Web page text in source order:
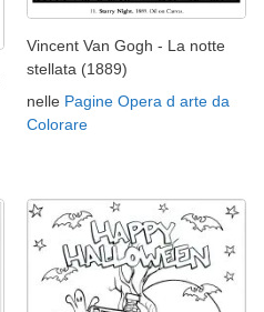
Vincent Van Gogh - La notte
stellata (1889)
nelle Pagine Opera d arte da
Colorare